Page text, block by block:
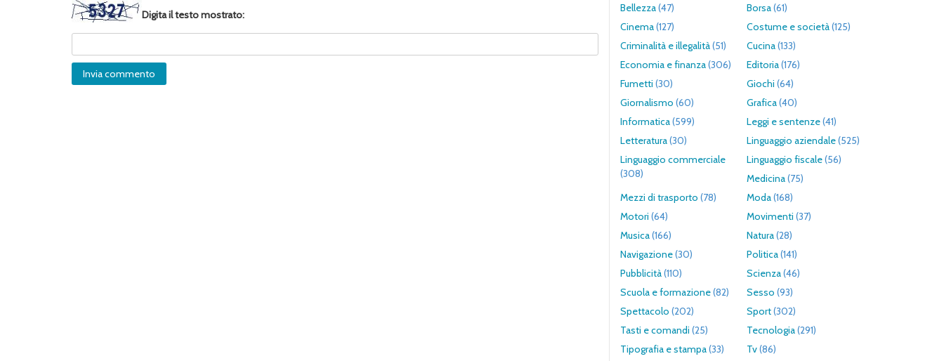
Digita il testo mostrato:
Bellezza(47) Borsa(61)
Cinema(127) Costume e società(125)
Criminalità e illegalità(51) Cucina(133)
Economia e finanza(306) Editoria(176)
Fumetti (30) Giochi (64)
Giornalismo (60) Grafica(40)
Informatica(599) Leggi e sentenze(41)
Letteratura(30) Linguaggio aziendale(525)
Linguaggio commerciale
(308)
Linguaggio fiscale(56)
Medicina(75)
Mezzi di trasporto (78) Moda(168)
Motori (64) Movimenti (37)
Musica(166) Natura(28)
Navigazione(30) Politica(141)
Pubblicità(110) Scienza(46)
Scuola e formazione(82) Sesso (93)
Spettacolo (202) Sport(302)
Tasti e comandi (25) Tecnologia(291)
Tipografia e stampa(33) Tv(86)